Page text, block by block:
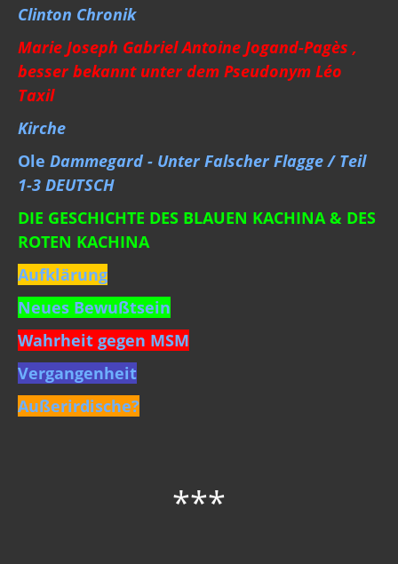
Clinton Chronik
Marie Joseph Gabriel Antoine Jogand-Pagès ,
besser bekannt unter dem Pseudonym Léo
Taxil
Kirche
Ole Dammegard - Unter Falscher Flagge / Teil
1-3 DEUTSCH
DIE GESCHICHTE DES BLAUEN KACHINA & DES
ROTEN KACHINA
Aufklärung
Neues Bewußtsein
Wahrheit gegen MSM
Vergangenheit
Außerirdische?
***